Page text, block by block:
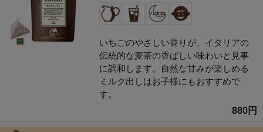
いちごのやさしい香りが、イタリアの
伝統的な麦茶の香ばしい味わいと見事
に調和します。自然な甘みが楽しめる
ミルク出しはお子様にもおすすめで
す。
880円